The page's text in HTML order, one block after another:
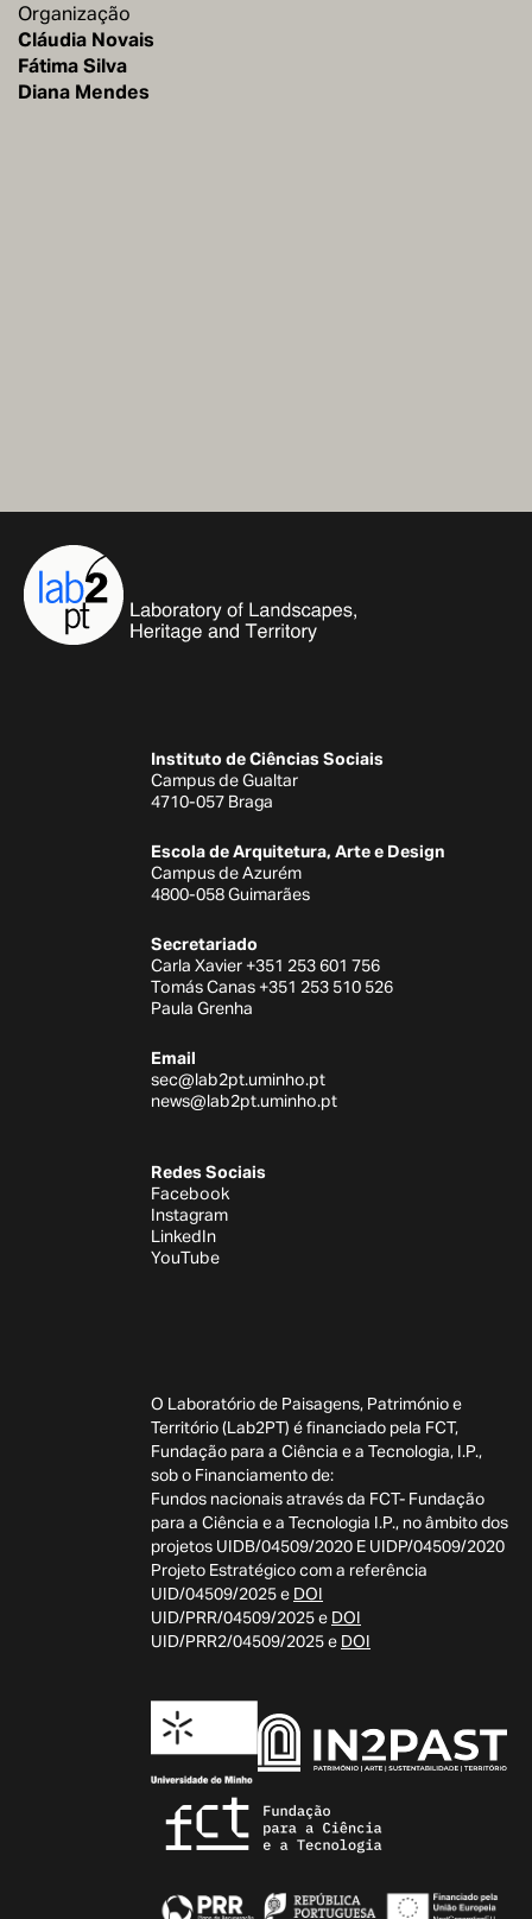
Organização
Cláudia Novais
Fátima Silva
Diana Mendes
Instituto de Ciências Sociais
Campus de Gualtar
4710-057 Braga
Escola de Arquitetura, Arte e Design
Campus de Azurém
4800-058 Guimarães
Secretariado
Carla Xavier +351 253 601 756
Tomás Canas +351 253 510 526
Paula Grenha
Email
sec@lab2pt.uminho.pt
news@lab2pt.uminho.pt
Redes Sociais
Facebook
Instagram
LinkedIn
YouTube
O Laboratório de Paisagens, Património e
Território (Lab2PT) é financiado pela FCT,
Fundação para a Ciência e a Tecnologia, I.P.,
sob o Financiamento de:
Fundos nacionais através da FCT- Fundação
para a Ciência e a Tecnologia I.P., no âmbito dos
projetos UIDB/04509/2020 E UIDP/04509/2020
Projeto Estratégico com a referência
UID/04509/2025 e DOI
UID/PRR/04509/2025 e DOI
UID/PRR2/04509/2025 e DOI